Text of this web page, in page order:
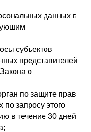
данных в
субъектов
представителей
о
по защите прав
по запросу этого
в течение 30 дней